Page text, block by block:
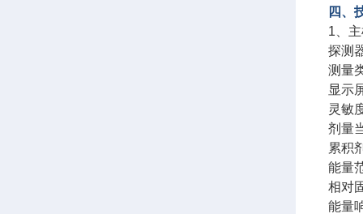
四、
1、
探测
测量
显示
灵敏
剂量
累积
能量
相对
能量